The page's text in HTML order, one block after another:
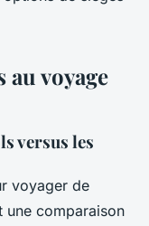
au voyage
versus les
voyager de
une comparaison